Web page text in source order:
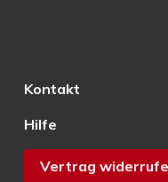
Kontakt
Hilfe
Vertrag